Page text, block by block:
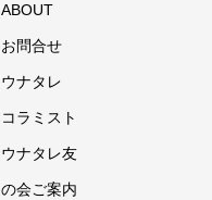
ABOUT
お問合せ
ウナタレ
コラミスト
ウナタレ友
の会ご案内